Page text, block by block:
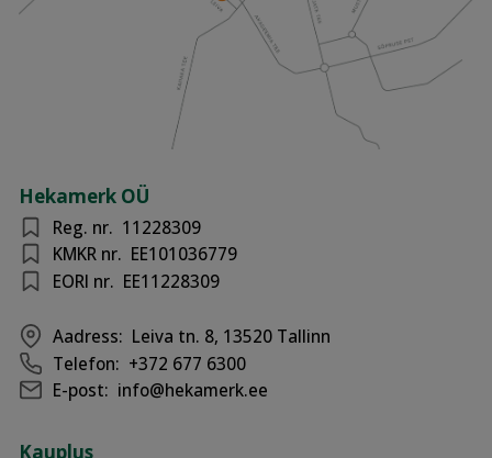
Hekamerk OÜ
Reg. nr. 11228309
KMKR nr. EE101036779
EORI nr. EE11228309
Aadress: Leiva tn. 8, 13520 Tallinn
Telefon: +372 677 6300
E-post: info@hekamerk.ee
Kauplus